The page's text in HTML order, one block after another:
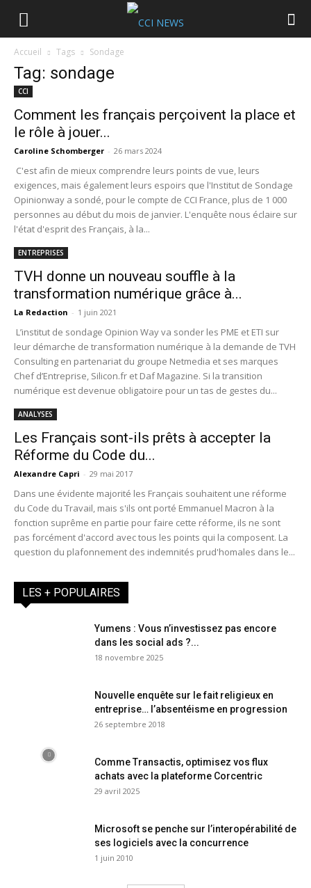
Accueil Tags Sondage
Tag: sondage
CCI
Comment les français perçoivent la place et
le rôle à jouer...
Caroline Schomberger - 26 mars 2024
C'est afin de mieux comprendre leurs points de vue, leurs
exigences, mais également leurs espoirs que l'Institut de Sondage
Opinionway a sondé, pour le compte de CCI France, plus de 1 000
personnes au début du mois de janvier. L'enquête nous éclaire sur
l'état d'esprit des Français, à la...
ENTREPRISES
TVH donne un nouveau souffle à la
transformation numérique grâce à...
La Redaction - 1 juin 2021
L’institut de sondage Opinion Way va sonder les PME et ETI sur
leur démarche de transformation numérique à la demande de TVH
Consulting en partenariat du groupe Netmedia et ses marques
Chef d’Entreprise, Silicon.fr et Daf Magazine. Si la transition
numérique est devenue obligatoire pour un tas de gestes du...
ANALYSES
Les Français sont-ils prêts à accepter la
Réforme du Code du...
Alexandre Capri - 29 mai 2017
Dans une évidente majorité les Français souhaitent une réforme
du Code du Travail, mais s'ils ont porté Emmanuel Macron à la
fonction suprême en partie pour faire cette réforme, ils ne sont
pas forcément d'accord avec tous les points qui la composent. La
question du plafonnement des indemnités prud'homales dans le...
LES + POPULAIRES
Yumens : Vous n’investissez pas encore
dans les social ads ?...
18 novembre 2025
Nouvelle enquête sur le fait religieux en
entreprise… l’absentéisme en progression
26 septembre 2018
Comme Transactis, optimisez vos flux
achats avec la plateforme Corcentric
29 avril 2025
Microsoft se penche sur l’interopérabilité de
ses logiciels avec la concurrence
1 juin 2010